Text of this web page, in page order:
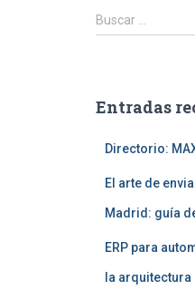
B
u
r
Buscar …
Entradas
Directorio:
El arte de
Madrid: guía
ERP para
la